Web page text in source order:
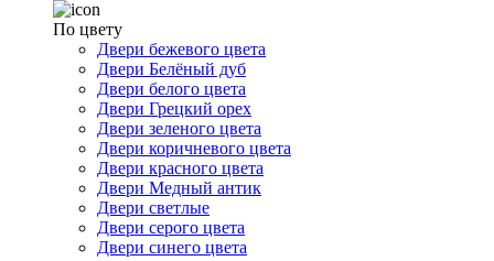
По цвету
Двери бежевого цвета
Двери Белёный дуб
Двери белого цвета
Двери Грецкий орех
Двери зеленого цвета
Двери коричневого цвета
Двери красного цвета
Двери Медный антик
Двери светлые
Двери серого цвета
Двери синего цвета